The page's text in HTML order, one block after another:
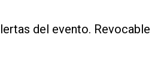
del evento. Revocable